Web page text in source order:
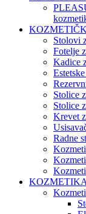
Stolovi
Fotelje
Kadice
Stolice
Stolice
Krevet
Radne
KOZMETIKA